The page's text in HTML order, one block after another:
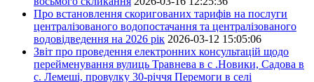
Про встановлення скоригованих тарифів на послуги
централізованого водопостачання та централізованого
водовідведення на 2026 рік 2026-03-12 15:05:06
Звіт про проведення електронних консультацій щодо
перейменування вулиць Травнева в с .Новики, Садова в
с. Лемеші, провулку 30-річчя Перемоги в селі